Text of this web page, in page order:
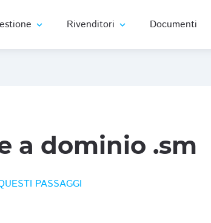
expand_more Rivenditori expand_more Documenti
a dominio .sm
PASSAGGI